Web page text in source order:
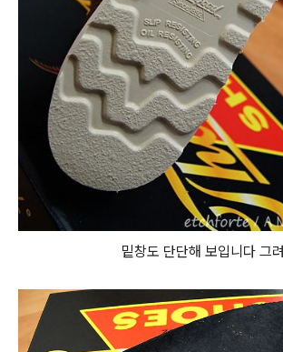
밑창도 단단해 보입니다 그려